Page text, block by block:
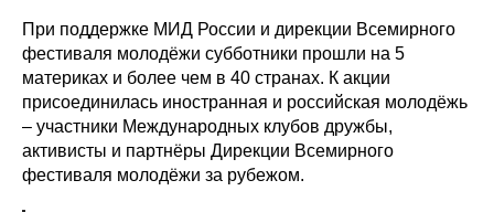
При поддержке МИД России и дирекции Всемирного
фестиваля молодёжи субботники прошли на 5
материках и более чем в 40 странах. К акции
присоединилась иностранная и российская молодёжь
– участники Международных клубов дружбы,
активисты и партнёры Дирекции Всемирного
фестиваля молодёжи за рубежом.